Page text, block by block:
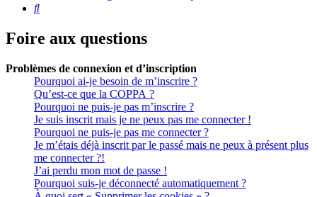
Rechercher
Foire aux questions
Problèmes de connexion et d’inscription
Pourquoi ai-je besoin de m’inscrire ?
Qu’est-ce que la COPPA ?
Pourquoi ne puis-je pas m’inscrire ?
Je suis inscrit mais je ne peux pas me connecter !
Pourquoi ne puis-je pas me connecter ?
Je m’étais déjà inscrit par le passé mais ne peux à présent plus
me connecter ?!
J’ai perdu mon mot de passe !
Pourquoi suis-je déconnecté automatiquement ?